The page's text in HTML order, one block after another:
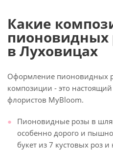
Какие
пионовидных
в Луховицах
Оформление пионовидных
композиции - это
флористов MyBloom.
Пионовидные розы в
особенно дорого и
букет из 7 кустовых роз